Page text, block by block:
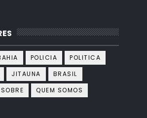
POLICIA
POLITICA
JITAUNA
BRASIL
SOBRE QUEM SOMOS